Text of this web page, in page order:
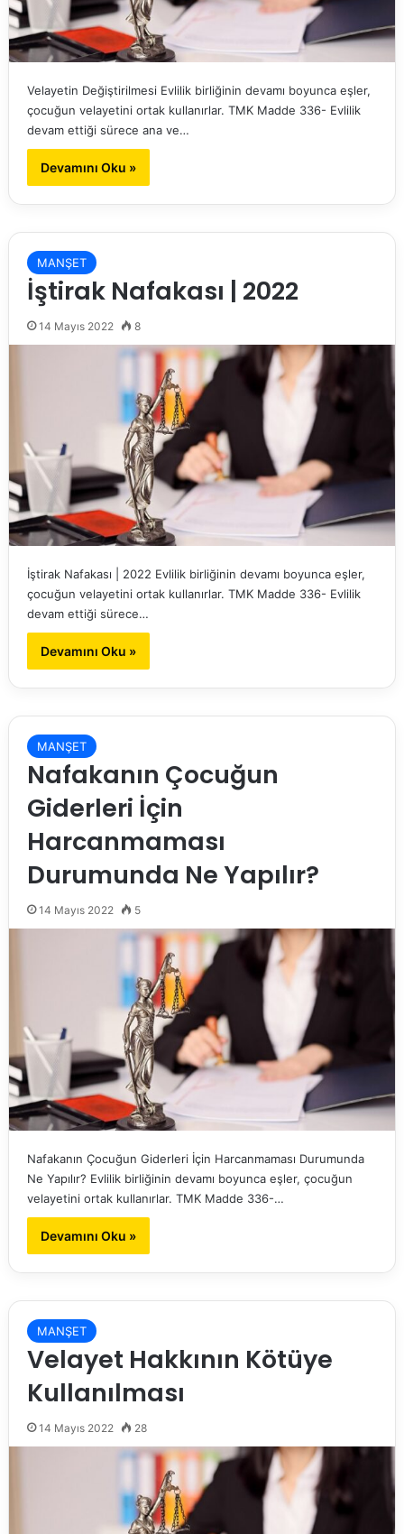
Velayetin Değiştirilmesi Evlilik birliğinin devamı boyunca eşler,
çocuğun velayetini ortak kullanırlar. TMK Madde 336- Evlilik
devam ettiği sürece ana ve…
Devamını Oku »
MANŞET
İştirak Nafakası | 2022
14 Mayıs 2022 8
İştirak Nafakası | 2022 Evlilik birliğinin devamı boyunca eşler,
çocuğun velayetini ortak kullanırlar. TMK Madde 336- Evlilik
devam ettiği sürece…
Devamını Oku »
MANŞET
Nafakanın Çocuğun
Giderleri İçin
Harcanmaması
Durumunda Ne Yapılır?
14 Mayıs 2022 5
Nafakanın Çocuğun Giderleri İçin Harcanmaması Durumunda
Ne Yapılır? Evlilik birliğinin devamı boyunca eşler, çocuğun
velayetini ortak kullanırlar. TMK Madde 336-…
Devamını Oku »
MANŞET
Velayet Hakkının Kötüye
Kullanılması
14 Mayıs 2022 28